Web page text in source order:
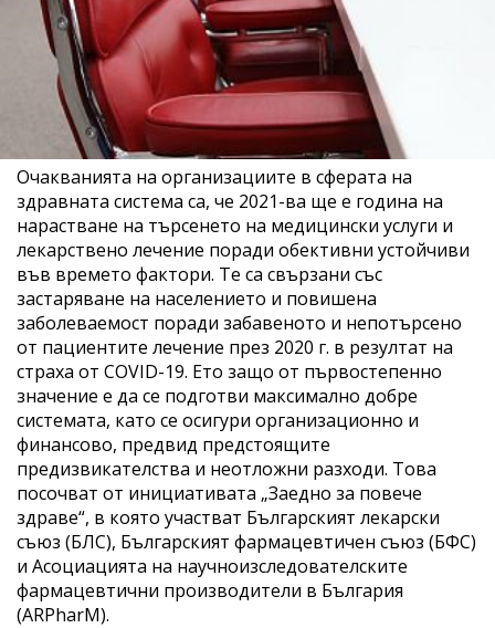
Очакванията на организациите в сферата на
здравната система са, че 2021-ва ще е година на
нарастване на търсенето на медицински услуги и
лекарствено лечение поради обективни устойчиви
във времето фактори. Те са свързани със
застаряване на населението и повишена
заболеваемост поради забавеното и непотърсено
от пациентите лечение през 2020 г. в резултат на
страха от COVID-19. Ето защо от първостепенно
значение е да се подготви максимално добре
системата, като се осигури организационно и
финансово, предвид предстоящите
предизвикателства и неотложни разходи. Това
посочват от инициативата „Заедно за повече
здраве“, в която участват Българският лекарски
съюз (БЛС), Българският фармацевтичен съюз (БФС)
и Асоциацията на научноизследователските
фармацевтични производители в България
(ARPharM).